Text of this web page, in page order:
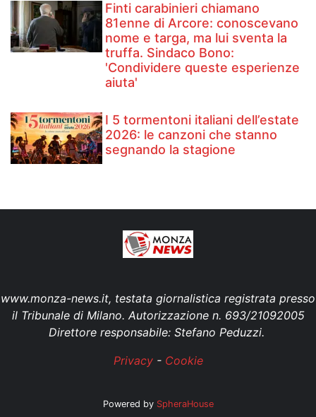
Finti carabinieri chiamano
81enne di Arcore: conoscevano
nome e targa, ma lui sventa la
truffa. Sindaco Bono:
'Condividere queste esperienze
aiuta'
I 5 tormentoni italiani dell’estate
2026: le canzoni che stanno
segnando la stagione
www.monza-news.it, testata giornalistica registrata presso
il Tribunale di Milano. Autorizzazione n. 693/21092005
Direttore responsabile: Stefano Peduzzi.
Privacy- Cookie
Powered by SpheraHouse